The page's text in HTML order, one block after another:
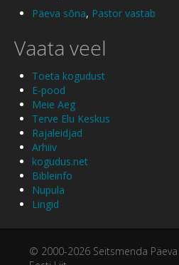
Päeva sõna, Pastor vastab
Vaata veel
Toeta kogudust
E-pood
Meie Aeg
Terve Elu Keskus
Rajaleidjad
Arhiiv
kogudus.net
Bibleinfo
Nupula
Lingid
© 2000-2026 Seitsmenda